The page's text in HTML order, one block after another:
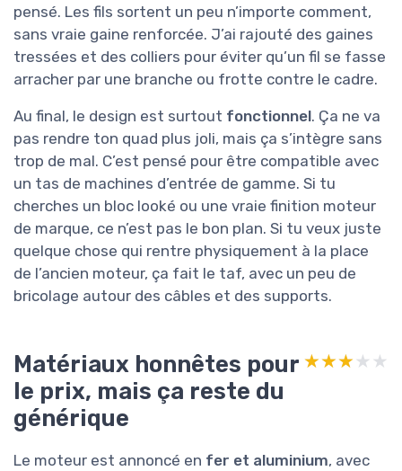
pensé. Les fils sortent un peu n’importe comment,
sans vraie gaine renforcée. J’ai rajouté des gaines
tressées et des colliers pour éviter qu’un fil se fasse
arracher par une branche ou frotte contre le cadre.
Au final, le design est surtout fonctionnel. Ça ne va
pas rendre ton quad plus joli, mais ça s’intègre sans
trop de mal. C’est pensé pour être compatible avec
un tas de machines d’entrée de gamme. Si tu
cherches un bloc looké ou une vraie finition moteur
de marque, ce n’est pas le bon plan. Si tu veux juste
quelque chose qui rentre physiquement à la place
de l’ancien moteur, ça fait le taf, avec un peu de
bricolage autour des câbles et des supports.
Matériaux honnêtes pour
le prix, mais ça reste du
générique
★★★★★
★★★★★
Le moteur est annoncé en fer et aluminium, avec